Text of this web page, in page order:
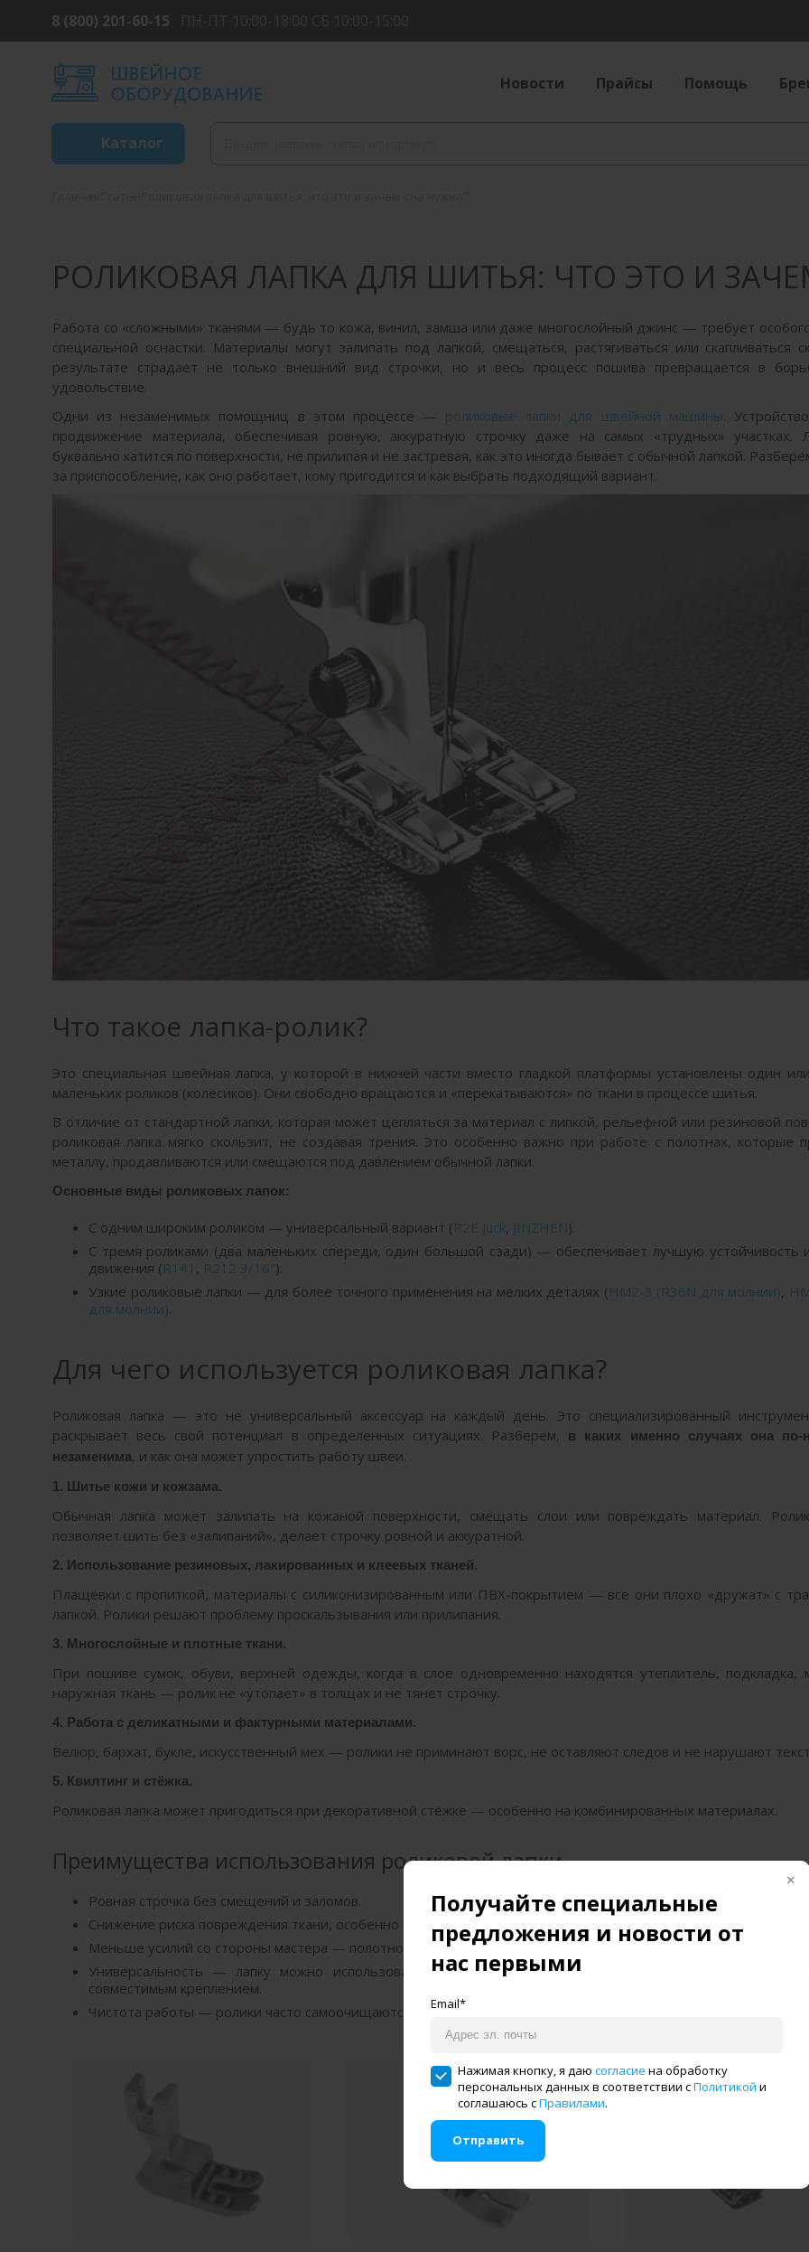
Получайте специальные
предложения и новости от
нас первыми
Email*
Нажимая кнопку, я даю согласие на обработку
персональных данных в соответствии сПолитикой и
соглашаюсь сПравилами.
Отправить
8 (800) 201-60-15
Новости Прайсы Помощь
Каталог
РОЛИКОВАЯ ЛАПКА ДЛЯ ШИТЬЯ: ЧТО ЭТО И
Работа со «сложными» тканями — будь то кожа, винил, замша или даже многослойный джинс — требует
специальной оснастки. Материалы могут залипать под лапкой, смещаться, растягиваться или скапливаться
результате страдает не только внешний вид строчки, но и весь процесс пошива превращается в
удовольствие.
Одни из незаменимых помощниц в этом процессе — роликовые лапки для швейной машины.
продвижение материала, обеспечивая ровную, аккуратную строчку даже на самых «трудных» участках.
буквально катится по поверхности, не прилипая и не застревая, как это иногда бывает с обычной лапкой.
за приспособление, как оно работает, кому пригодится и как выбрать подходящий вариант.
Что такое лапка-ролик?
Это специальная швейная лапка, у которой в нижней части вместо гладкой платформы установлены один
маленьких роликов (колёсиков). Они свободно вращаются и «перекатываются» по ткани в процессе шитья.
В отличие от стандартной лапки, которая может цепляться за материал с липкой, рельефной или резиновой
роликовая лапка мягко скользит, не создавая трения. Это особенно важно при работе с полотнах, которые
металлу, продавливаются или смещаются под давлением обычной лапки.
Основные виды роликовых лапок:
С одним широким роликом — универсальный вариант (R2E Juck, JINZHEN).
С тремя роликами (два маленьких спереди, один большой сзади) — обеспечивает лучшую устойчивость
движения (R141 , R212 3/16").
Узкие роликовые лапки — для более точного применения на мелких деталях (HM2-3 (R36N для молнии),
для молнии).
Для чего используется роликовая лапка?
Роликовая лапка — это не универсальный аксессуар на каждый день. Это специализированный
раскрывает весь свой потенциал в определенных ситуациях. Разберем,
в каких именно случаях она по-
незаменима, и как она может упростить работу швеи.
1. Шитье кожи и кожзама.
Обычная лапка может залипать на кожаной поверхности, смещать слои или повреждать материал.
позволяет шить без «залипаний», делает строчку ровной и аккуратной.
2. Использование резиновых, лакированных и клеевых тканей.
Плащёвки с пропиткой, материалы с силиконизированным или ПВХ-покрытием — все они плохо «дружат» с
лапкой. Ролики решают проблему проскальзывания или прилипания.
3. Многослойные и плотные ткани.
При пошиве сумок, обуви, верхней одежды, когда в слое одновременно находятся утеплитель, подкладка,
наружная ткань — ролик не «утопает» в толщах и не тянет строчку.
4. Работа с деликатными и фактурными материалами.
Велюр, бархат, букле, искусственный мех — ролики не приминают ворс, не оставляют следов и не нарушают
5. Квилтинг и стёжка.
Роликовая лапка может пригодиться при декоративной стёжке — особенно на комбинированных материалах.
Преимущества использования роликовой лапки
Ровная строчка без смещений и заломов.
Снижение риска повреждения ткани, особенно при взаимодействии с дорогими или капризными
Меньше усилий со стороны мастера — полотно подается более плавно.
Универсальность — лапку можно использовать как на бытовых, так и на
промышленных швейных
совместимым креплением.
Чистота работы — ролики часто самоочищаются при вращении, не оставляют следов и не притягивают